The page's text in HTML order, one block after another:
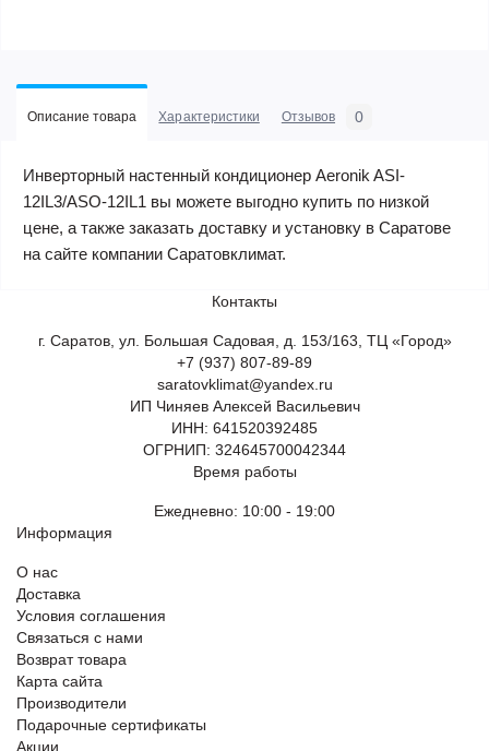
Описание товара Характеристики Отзывов 0
Инверторный настенный кондиционер Aeronik ASI-
12IL3/ASO-12IL1 вы можете выгодно купить по низкой
цене, а также заказать доставку и установку в Саратове
на сайте компании Саратовклимат.
Контакты
г. Саратов, ул. Большая Садовая, д. 153/163, ТЦ «Город»
+7 (937) 807-89-89
saratovklimat@yandex.ru
ИП Чиняев Алексей Васильевич
ИНН: 641520392485
ОГРНИП: 324645700042344
Время работы
Ежедневно: 10:00 - 19:00
Информация
О нас
Доставка
Условия соглашения
Связаться с нами
Возврат товара
Карта сайта
Производители
Подарочные сертификаты
Акции